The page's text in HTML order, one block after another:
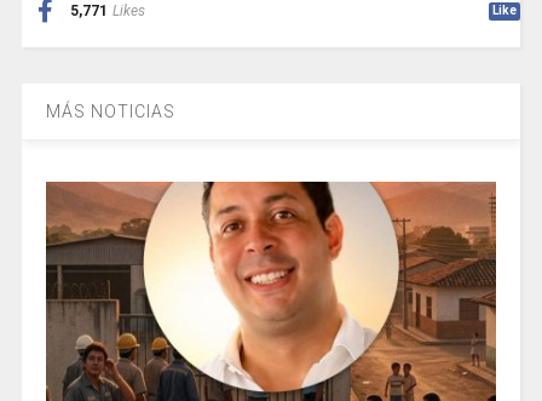
5,771 Likes Like
MÁS NOTICIAS